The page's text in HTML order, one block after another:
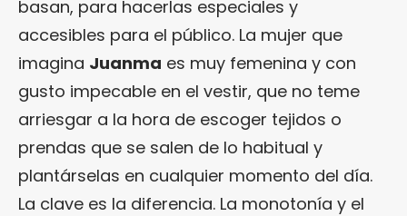
basan, para hacerlas especiales y
accesibles para el público. La mujer que
imagina Juanma es muy femenina y con
gusto impecable en el vestir, que no teme
arriesgar a la hora de escoger tejidos o
prendas que se salen de lo habitual y
plantárselas en cualquier momento del día.
La clave es la diferencia. La monotonía y el